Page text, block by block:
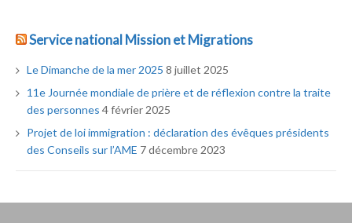
Service national Mission et Migrations
Le Dimanche de la mer 2025 8 juillet 2025
11e Journée mondiale de prière et de réflexion contre la traite
des personnes 4 février 2025
Projet de loi immigration : déclaration des évêques présidents
des Conseils sur l’AME 7 décembre 2023